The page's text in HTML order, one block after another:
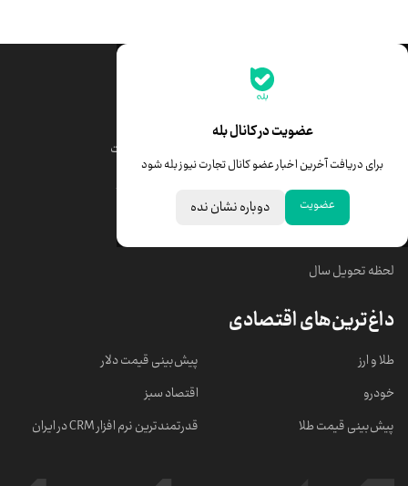
عضویت در کانال بله
برای دریافت آخرین اخبار عضو کانال تجارت نیوز بله شود
عضویت دوباره نشان نده
جدیدترین قیمت‌ها
قیمت درهم امارات
خبرهای مهم
لحظه تحویل سال
داغ‌ترین‌های اقتصادی
طلا و ارز
خودرو
پیش‌بینی قیمت طلا
پیش‌بینی قیمت دلار
اقتصاد سبز
قدرتمندترین نرم‌ افزار CRM در ایران